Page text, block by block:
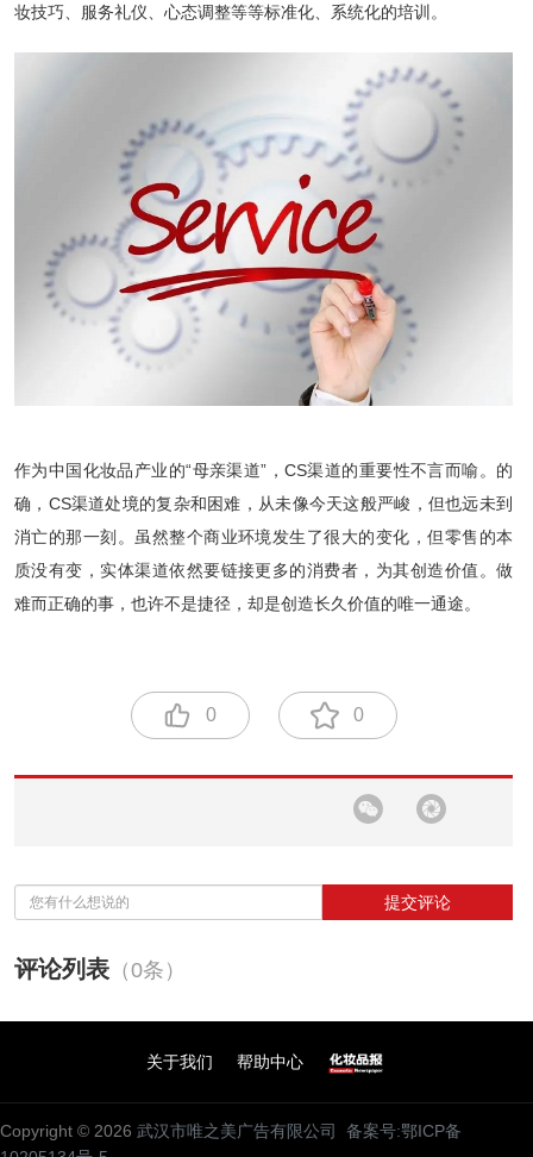
妆技巧、服务礼仪、心态调整等等标准化、系统化的培训。
作为中国化妆品产业的“母亲渠道”，CS渠道的重要性不言而喻。的
确，CS渠道处境的复杂和困难，从未像今天这般严峻，但也远未到
消亡的那一刻。虽然整个商业环境发生了很大的变化，但零售的本
质没有变，实体渠道依然要链接更多的消费者，为其创造价值。做
难而正确的事，也许不是捷径，却是创造长久价值的唯一通途。
0 0
提交评论
评论列表 （0条）
关于我们 帮助中心
Copyright © 2026 武汉市唯之美广告有限公司
备案号:鄂ICP备